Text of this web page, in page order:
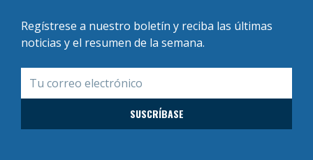
Regístrese a nuestro boletín y reciba las últimas
noticias y el resumen de la semana.